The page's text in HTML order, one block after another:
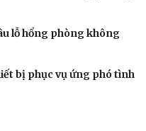
lỗ hổng phòng không
bị phục vụ ứng phó tình